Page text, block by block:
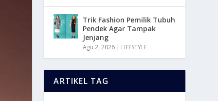
Trik Fashion Pemilik Tubuh
Pendek Agar Tampak
Jenjang
Agu 2, 2026 | LIFESTYLE
ARTIKEL TAG